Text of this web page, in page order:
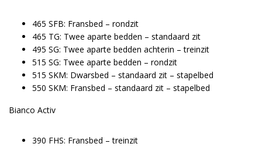
465 SFB: Fransbed – rondzit
465 TG: Twee aparte bedden – standaard zit
495 SG: Twee aparte bedden achterin – treinzit
515 SG: Twee aparte bedden – rondzit
515 SKM: Dwarsbed – standaard zit – stapelbed
550 SKM: Fransbed – standaard zit – stapelbed
Bianco Activ
390 FHS: Fransbed – treinzit